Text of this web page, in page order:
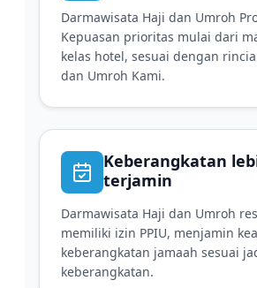
Darmawisata Haji dan Umroh
Kepuasan prioritas mulai dari
kelas hotel, sesuai dengan
dan Umroh Kami.
Keberangkatan
terjamin
Darmawisata Haji dan Umroh
memiliki izin PPIU, menjamin
keberangkatan jamaah sesuai
keberangkatan.